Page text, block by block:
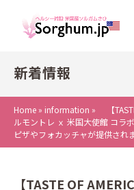
新着情報
Home » information »
【
ルモントレ ｘ 米国大使館 コラ
ピザやフォカッチャが提供され
【TASTE OF